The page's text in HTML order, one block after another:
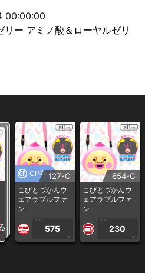
00:00:00
リー アミノ酸＆ローヤルゼリ
CP専用127-C
こびとづかんウ
ェアラブルファ
ン
1PLAY
575
CP
654-C
こびとづかんウ
ェアラブルファ
ン
1PLAY
230
CP